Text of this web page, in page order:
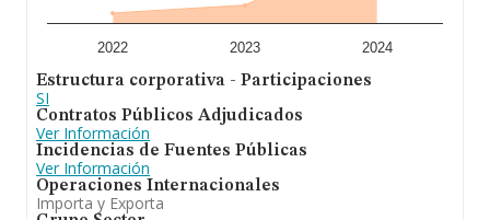
En definitiva, la actividad dePrimafrio Sluestá
enfocada en transporte frigorifico nacional e
experimentado un crecimiento significativo respecto al
año anterior (2023) y se ha posicionado mejor en el
ranking nacional (de todas las empresas presentes en el
territorio) frente al 2023. Se ha posicionado mejor en el
ranking de provincia frente al 2023.
2022 2023 2024
Estructura corporativa - Participaciones
SI
Contratos Públicos Adjudicados
Ver Información
Incidencias de Fuentes Públicas
Ver Información
Operaciones Internacionales
Importa y Exporta